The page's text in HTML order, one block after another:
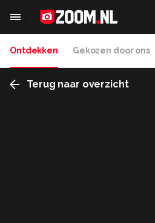
Ontdekken Gekozen door ons
Terug naar overzicht